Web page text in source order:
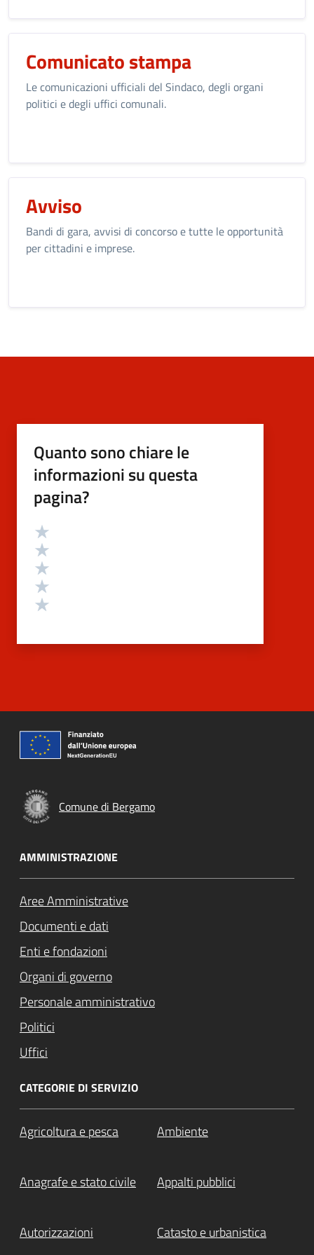
Comunicato stampa
Le comunicazioni ufficiali del Sindaco, degli organi
politici e degli uffici comunali.
Avviso
Bandi di gara, avvisi di concorso e tutte le opportunità
per cittadini e imprese.
Quanto sono chiare le
informazioni su questa
pagina?
Valutazione
Comune di Bergamo
AMMINISTRAZIONE
Aree Amministrative
Documenti e dati
Enti e fondazioni
Organi di governo
Personale amministrativo
Politici
Uffici
CATEGORIE DI SERVIZIO
Agricoltura e pesca Ambiente
Anagrafe e stato civile Appalti pubblici
Autorizzazioni Catasto e urbanistica